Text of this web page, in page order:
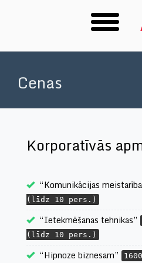
Cenas
Korporatīvās
“Komunikācijas
(līdz 10 pers.)
“Ietekmēšanas tehnikas”
(līdz 10 pers.)
“Hipnoze biznesam”